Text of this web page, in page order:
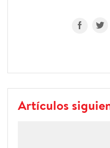
Artículos